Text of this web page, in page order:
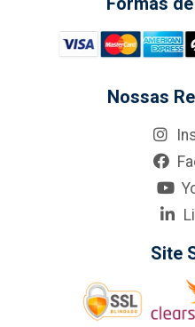
Nossas
Site